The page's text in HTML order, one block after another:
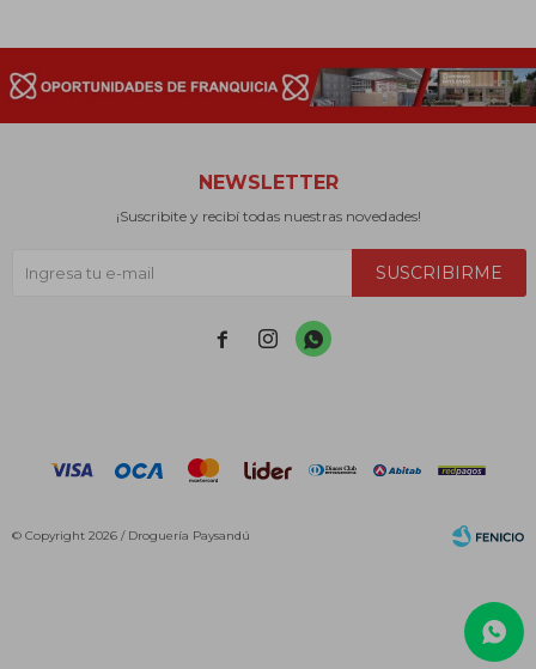
NEWSLETTER
¡Suscribite y recibí todas nuestras novedades!
SUSCRIBIRME
  
© Copyright 2026 / Droguería Paysandú